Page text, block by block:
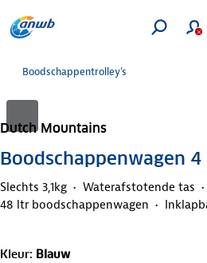
Boodschappentrolley's
Dutch Mountains
Boodschappenwagen
Slechts 3,1kg
Waterafstotende tas
48 ltr boodschappenwagen
Kleur: Blauw